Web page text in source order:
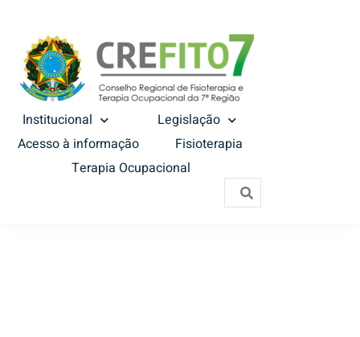
Institucional
Legislação
Acesso à informação
Fisioterapia
Terapia Ocupacional